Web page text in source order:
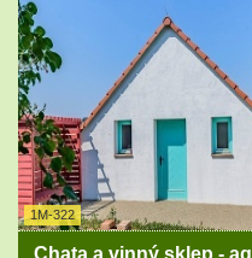
1M-322
Chata a vinný sklep -